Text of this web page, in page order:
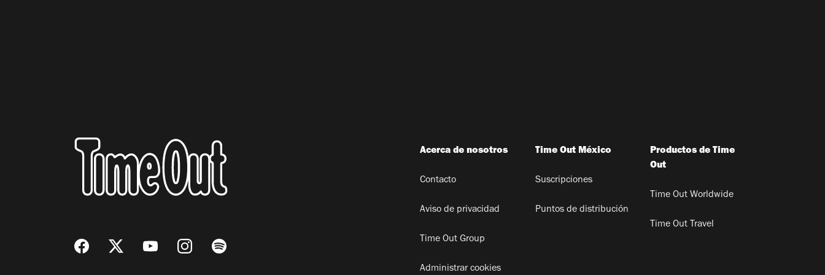
Acerca de nosotros
Contacto
Aviso de privacidad
Time Out Group
Administrar cookies
Time Out México
Suscripciones
Puntos de distribución
Productos de Time
Out
Time Out Worldwide
Time Out Travel